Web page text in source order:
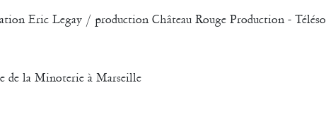
Eric Legay / production Château Rouge Production -
de la Minoterie à Marseille